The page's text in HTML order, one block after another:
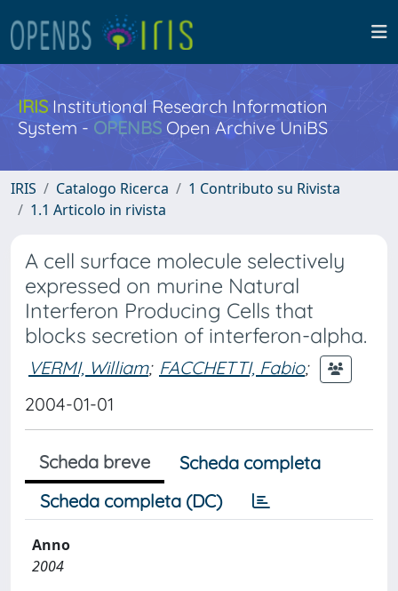
IRISInstitutional Research Information
System - OPENBS Open Archive UniBS
IRIS Catalogo Ricerca
1 Contributo su Rivista
1.1 Articolo in rivista
A cell surface molecule selectively
expressed on murine Natural
Interferon Producing Cells that
blocks secretion of interferon-alpha.
VERMI, William; FACCHETTI, Fabio;
2004-01-01
Scheda breve
Scheda completa
Scheda completa (DC)
Anno
2004